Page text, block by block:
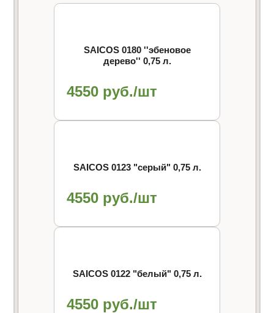
SAICOS 0180 ''эбеновое
дерево'' 0,75 л.
4550 руб./шт
SAICOS 0123 "cерый" 0,75 л.
4550 руб./шт
SAICOS 0122 "белый" 0,75 л.
4550 руб./шт